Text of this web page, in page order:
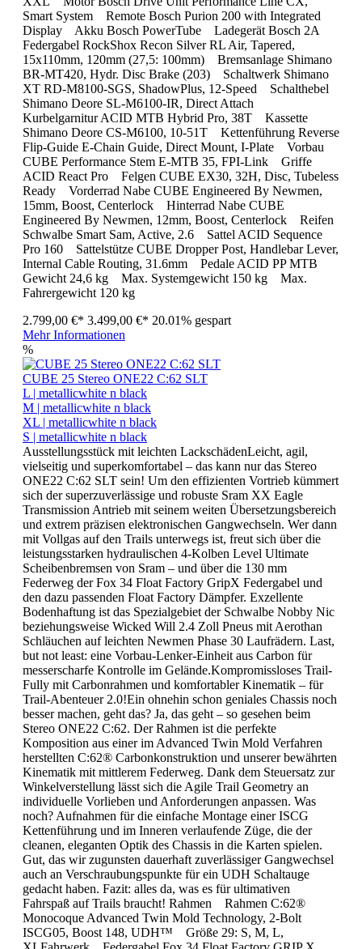
Smart System Remote Bosch Purion 200 with Integrated
Display Akku Bosch PowerTube Ladegerät Bosch 2A
Federgabel RockShox Recon Silver RL Air, Tapered,
15x110mm, 120mm (27,5: 100mm) Bremsanlage Shimano
BR-MT420, Hydr. Disc Brake (203) Schaltwerk Shimano
XT RD-M8100-SGS, ShadowPlus, 12-Speed Schalthebel
Shimano Deore SL-M6100-IR, Direct Attach
Kurbelgarnitur ACID MTB Hybrid Pro, 38T Kassette
Shimano Deore CS-M6100, 10-51T Kettenführung Reverse
Flip-Guide E-Chain Guide, Direct Mount, I-Plate Vorbau
CUBE Performance Stem E-MTB 35, FPI-Link Griffe
ACID React Pro Felgen CUBE EX30, 32H, Disc, Tubeless
Ready Vorderrad Nabe CUBE Engineered By Newmen,
15mm, Boost, Centerlock Hinterrad Nabe CUBE
Engineered By Newmen, 12mm, Boost, Centerlock Reifen
Schwalbe Smart Sam, Active, 2.6 Sattel ACID Sequence
Pro 160 Sattelstütze CUBE Dropper Post, Handlebar Lever,
Internal Cable Routing, 31.6mm Pedale ACID PP MTB
Gewicht 24,6 kg Max. Systemgewicht 150 kg Max.
Fahrergewicht 120 kg
2.799,00 €* 3.499,00 €* 20.01% gespart
Mehr Informationen
%
CUBE 25 Stereo ONE22 C:62 SLT
L | metallicwhite n black
M | metallicwhite n black
XL | metallicwhite n black
S | metallicwhite n black
Ausstellungsstück mit leichten LackschädenLeicht, agil,
vielseitig und superkomfortabel – das kann nur das Stereo
ONE22 C:62 SLT sein! Um den effizienten Vortrieb kümmert
sich der superzuverlässige und robuste Sram XX Eagle
Transmission Antrieb mit seinem weiten Übersetzungsbereich
und extrem präzisen elektronischen Gangwechseln. Wer dann
mit Vollgas auf den Trails unterwegs ist, freut sich über die
leistungsstarken hydraulischen 4-Kolben Level Ultimate
Scheibenbremsen von Sram – und über die 130 mm
Federweg der Fox 34 Float Factory GripX Federgabel und
den dazu passenden Float Factory Dämpfer. Exzellente
Bodenhaftung ist das Spezialgebiet der Schwalbe Nobby Nic
beziehungsweise Wicked Will 2.4 Zoll Pneus mit Aerothan
Schläuchen auf leichten Newmen Phase 30 Laufrädern. Last,
but not least: eine Vorbau-Lenker-Einheit aus Carbon für
messerscharfe Kontrolle im Gelände.Kompromissloses Trail-
Fully mit Carbonrahmen und komfortabler Kinematik – für
Trail-Abenteuer 2.0!Ein ohnehin schon geniales Chassis noch
besser machen, geht das? Ja, das geht – so gesehen beim
Stereo ONE22 C:62. Der Rahmen ist die perfekte
Komposition aus einer im Advanced Twin Mold Verfahren
herstellten C:62® Carbonkonstruktion und unserer bewährten
Kinematik mit mittlerem Federweg. Dank dem Steuersatz zur
Winkelverstellung lässt sich die Agile Trail Geometry an
individuelle Vorlieben und Anforderungen anpassen. Was
noch? Aufnahmen für die einfache Montage einer ISCG
Kettenführung und im Inneren verlaufende Züge, die der
cleanen, eleganten Optik des Chassis in die Karten spielen.
Gut, das wir zugunsten dauerhaft zuverlässiger Gangwechsel
auch an Verschraubungspunkte für ein UDH Schaltauge
gedacht haben. Fazit: alles da, was es für ultimativen
Fahrspaß auf Trails braucht! Rahmen Rahmen C:62®
Monocoque Advanced Twin Mold Technology, 2-Bolt
ISCG05, Boost 148, UDH™ Größe 29: S, M, L,